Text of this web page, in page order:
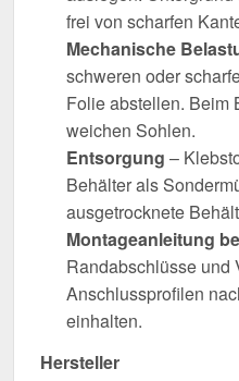
frei von scharfen
Mechanische
schweren oder
Folie abstellen. Beim
weichen Sohlen.
Entsorgung –
Behälter als
ausgetrocknete
Montageanleitung
Randabschlüsse und
Anschlussprofilen
einhalten.
Hersteller